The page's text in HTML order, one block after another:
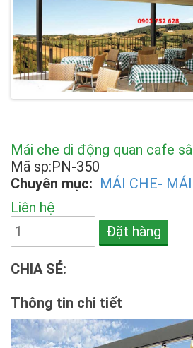
Mái che di động quan cafe
Mã sp:PN-350
Chuyên mục: MÁI CHE-
Liên hệ
Đặt hàng
CHIA SẺ:
Thông tin chi tiết